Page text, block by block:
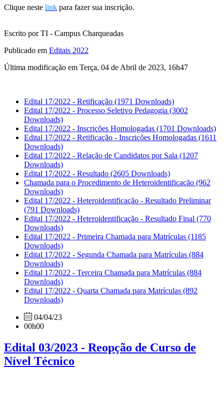
Clique neste link para fazer sua inscrição.
Escrito por TI - Campus Charqueadas
Publicado em Editais 2022
Última modificação em Terça, 04 de Abril de 2023, 16h47
Edital 17/2022 - Retificação (1971 Downloads)
Edital 17/2022 - Processo Seletivo Pedagogia (3002
Downloads)
Edital 17/2022 - Inscrições Homologadas (1701 Downloads)
Edital 17/2022 - Retificação - Inscrições Homologadas (1611
Downloads)
Edital 17/2022 - Relação de Candidatos por Sala (1207
Downloads)
Edital 17/2022 - Resultado (2605 Downloads)
Chamada para o Procedimento de Heteroidentificação (962
Downloads)
Edital 17/2022 - Heteroidentificação - Resultado Preliminar
(791 Downloads)
Edital 17/2022 - Heteroidentificação - Resultado Final (770
Downloads)
Edital 17/2022 - Primeira Chamada para Matrículas (1185
Downloads)
Edital 17/2022 - Segunda Chamada para Matrículas (884
Downloads)
Edital 17/2022 - Terceira Chamada para Matrículas (884
Downloads)
Edital 17/2022 - Quarta Chamada para Matrículas (892
Downloads)
04/04/23
00h00
Edital 03/2023 - Reopção de Curso de
Nível Técnico